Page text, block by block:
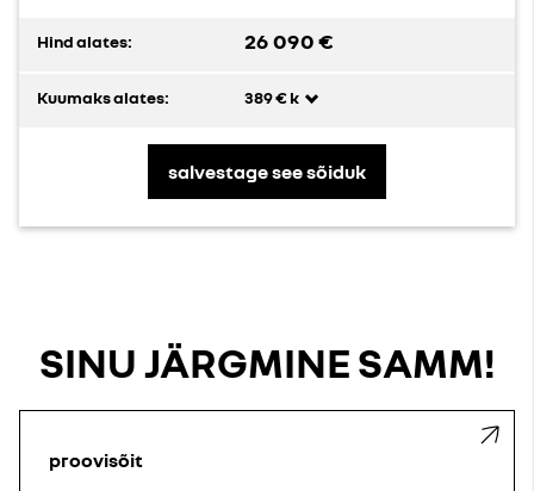
Hind alates: 26 090 €
Kuumaks alates: 389 € k
salvestage see sõiduk
SINU JÄRGMINE SAMM!
proovisõit